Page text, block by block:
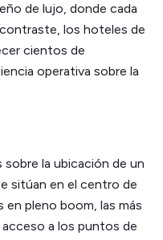
de lujo, donde cada
los hoteles de
cientos de
operativa sobre la
la ubicación de un
sitúan en el centro de
en pleno boom, las más
a los puntos de